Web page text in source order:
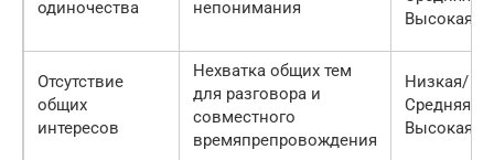
одиночества непонимания
Высокая
Отсутствие
общих
интересов
Нехватка общих тем
для разговора и
совместного
времяпрепровождения
Низкая/
Средняя/
Высокая